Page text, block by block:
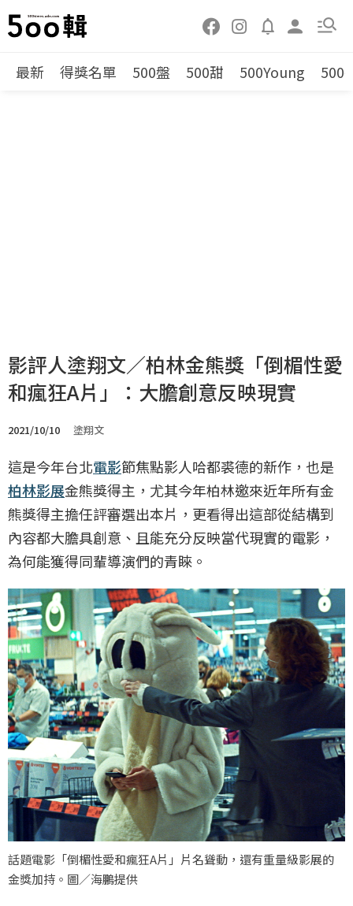
最新 得獎名單 500盤 500甜 500Young 500
影評人塗翔文／柏林金熊獎「倒楣性愛
和瘋狂A片」：大膽創意反映現實
2021/10/10 塗翔文
這是今年台北電影節焦點影人哈都裘德的新作，也是
柏林影展金熊獎得主，尤其今年柏林邀來近年所有金
熊獎得主擔任評審選出本片，更看得出這部從結構到
內容都大膽具創意、且能充分反映當代現實的電影，
為何能獲得同輩導演們的青睞。
話題電影「倒楣性愛和瘋狂A片」片名聳動，還有重量級影展的
金獎加持。圖／海鵬提供